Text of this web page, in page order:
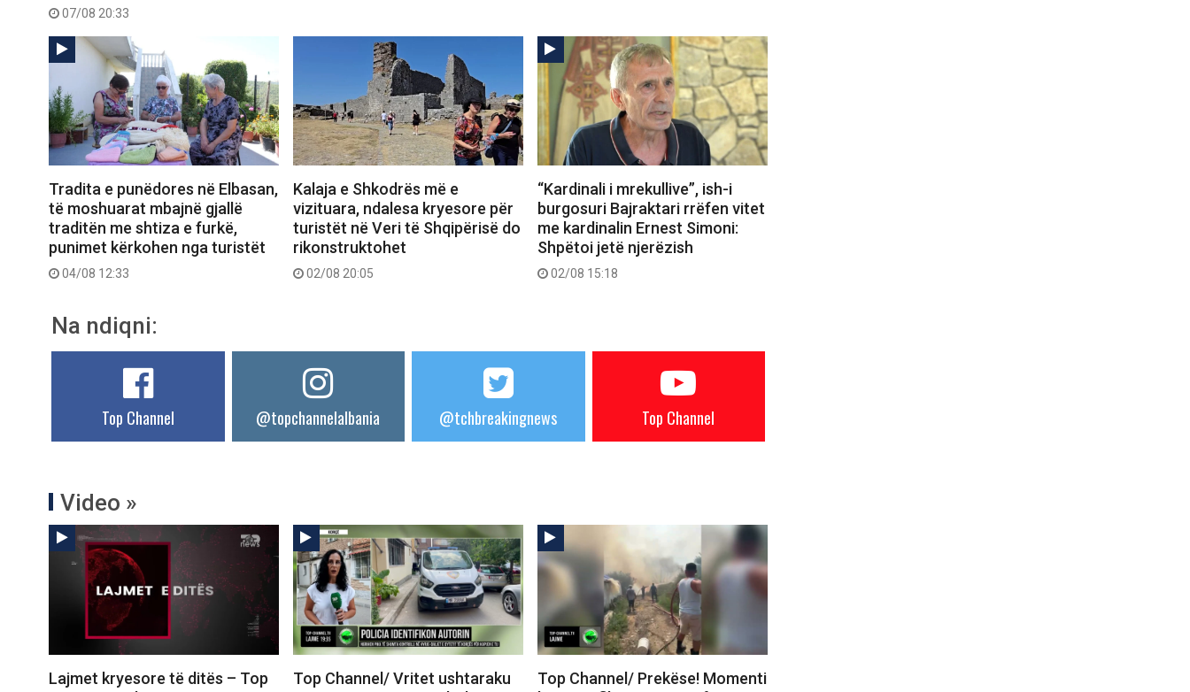
07/08 20:33
Tradita e punëdores në Elbasan,
të moshuarat mbajnë gjallë
traditën me shtiza e furkë,
punimet kërkohen nga turistët
04/08 12:33
Kalaja e Shkodrës më e
vizituara, ndalesa kryesore për
turistët në Veri të Shqipërisë do
rikonstruktohet
02/08 20:05
“Kardinali i mrekullive”, ish-i
burgosuri Bajraktari rrëfen vitet
me kardinalin Ernest Simoni:
Shpëtoi jetë njerëzish
02/08 15:18
Na ndiqni:
Top Channel @topchannelalbania @tchbreakingnews Top Channel
Video »
Lajmet kryesore të ditës – Top
Top Channel/ Vritet ushtaraku
Top Channel/ Prekëse! Momenti